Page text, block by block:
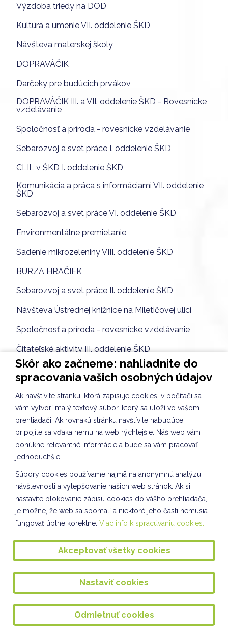
Výzdoba triedy na DOD
Kultúra a umenie VII. oddelenie ŠKD
Návšteva materskej školy
DOPRAVÁČIK
Darčeky pre budúcich prvákov
DOPRAVÁČIK III. a VII. oddelenie ŠKD - Rovesnícke
vzdelávanie
Spoločnosť a príroda - rovesnícke vzdelávanie
Sebarozvoj a svet práce I. oddelenie ŠKD
CLIL v ŠKD I. oddelenie ŠKD
Komunikácia a práca s informáciami VII. oddelenie
ŠKD
Sebarozvoj a svet práce VI. oddelenie ŠKD
Environmentálne premietanie
Sadenie mikrozeleniny VIII. oddelenie ŠKD
BURZA HRAČIEK
Sebarozvoj a svet práce II. oddelenie ŠKD
Návšteva Ústrednej knižnice na Miletičovej ulici
Spoločnosť a príroda - rovesnícke vzdelávanie
Čitateľské aktivity III. oddelenie ŠKD
Spoločnosť a príroda I. oddelenie ŠKD
Rovesnícke vzdelávanie
Príroda okolo nás
Žonglér ALEX v II. a IV. oddelení ŠKD
ZIMNÉ ŠANTENIE
Rovesnícke vzdelávanie II. a IV. oddelenie ŠKD
Komunikácia a práca s informáciami VII. oddelenie
VTÁČIA HODINKA - IV. oddelenie ŠKD
Recyklácia VII. oddelenie ŠKD
SEPAROVANIE VII. oddelenie ŠKD
Skôr ako začneme: nahliadnite do
spracovania vašich osobných údajov
Ak navštívite stránku, ktorá zapisuje cookies, v počítači sa
vám vytvorí malý textový súbor, ktorý sa uloží vo vašom
prehliadači. Ak rovnakú stránku navštívite nabudúce,
pripojíte sa vďaka nemu na web rýchlejšie. Náš web vám
ponúkne relevantné informácie a bude sa vám pracovať
jednoduchšie.
Súbory cookies používame najmä na anonymnú analýzu
návštevnosti a vylepšovanie našich web stránok. Ak si
nastavíte blokovanie zápisu cookies do vášho prehliadača,
je možné, že web sa spomalí a niektoré jeho časti nemusia
fungovať úplne korektne. Viac info k spracúvaniu cookies.
Akceptovať všetky cookies
Nastaviť cookies
Odmietnuť cookies